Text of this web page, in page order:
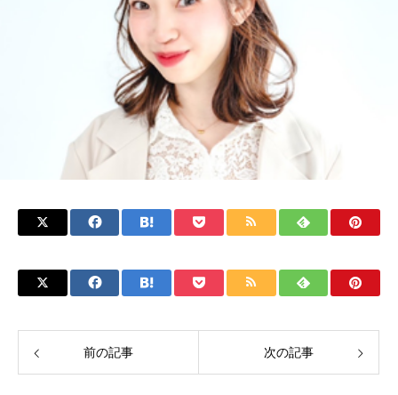
前の記事 次の記事